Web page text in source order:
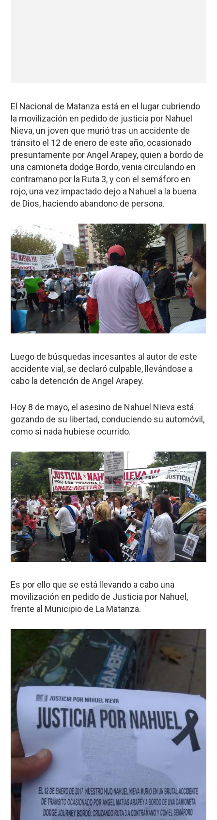
El Nacional de Matanza está en el lugar cubriendo
la movilización en pedido de justicia por Nahuel
Nieva, un joven que murió tras un accidente de
tránsito el 12 de enero de este año, ocasionado
presuntamente por Angel Arapey, quien a bordo de
una camioneta dodge Bordo, venia circulando en
contramano por la Ruta 3, y con el semáforo en
rojo, una vez impactado dejo a Nahuel a la buena
de Dios, haciendo abandono de persona.
Luego de búsquedas incesantes al autor de este
accidente vial, se declaró culpable, llevándose a
cabo la detención de Angel Arapey.
Hoy 8 de mayo, el asesino de Nahuel Nieva está
gozando de su libertad, conduciendo su automóvil,
como si nada hubiese ocurrido.
Es por ello que se está llevando a cabo una
movilización en pedido de Justicia por Nahuel,
frente al Municipio de La Matanza.